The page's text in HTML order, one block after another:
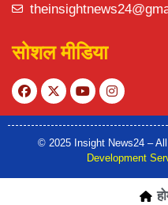
सोशल मीडिया
© 2025 Insight News24 –
Development